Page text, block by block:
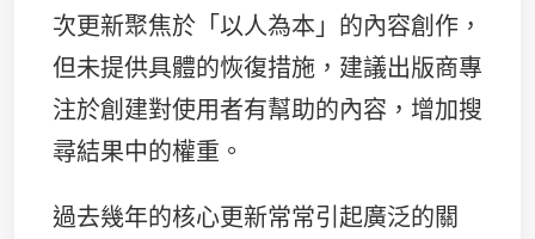
次更新聚焦於「以人為本」的內容創作，
但未提供具體的恢復措施，建議出版商專
注於創建對使用者有幫助的內容，增加搜
尋結果中的權重。
過去幾年的核心更新常常引起廣泛的關